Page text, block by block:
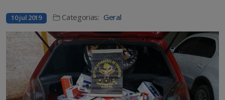
10 jul 2019 Categorias: Geral